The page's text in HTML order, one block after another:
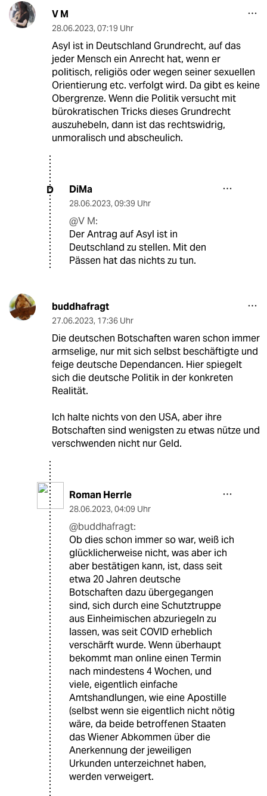
V M
28.06.2023, 07:19 Uhr
Asyl ist in Deutschland Grundrecht, auf das
jeder Mensch ein Anrecht hat, wenn er
politisch, religiös oder wegen seiner sexuellen
Orientierung etc. verfolgt wird. Da gibt es keine
Obergrenze. Wenn die Politik versucht mit
bürokratischen Tricks dieses Grundrecht
auszuhebeln, dann ist das rechtswidrig,
unmoralisch und abscheulich.
D DiMa
28.06.2023, 09:39 Uhr
@V M:
Der Antrag auf Asyl ist in
Deutschland zu stellen. Mit den
Pässen hat das nichts zu tun.
buddhafragt
27.06.2023, 17:36 Uhr
Die deutschen Botschaften waren schon immer
armselige, nur mit sich selbst beschäftigte und
feige deutsche Dependancen. Hier spiegelt
sich die deutsche Politik in der konkreten
Realität.
Ich halte nichts von den USA, aber ihre
Botschaften sind wenigsten zu etwas nütze und
verschwenden nicht nur Geld.
Roman Herrle
28.06.2023, 04:09 Uhr
@buddhafragt:
Ob dies schon immer so war, weiß ich
glücklicherweise nicht, was aber ich
aber bestätigen kann, ist, dass seit
etwa 20 Jahren deutsche
Botschaften dazu übergegangen
sind, sich durch eine Schutztruppe
aus Einheimischen abzuriegeln zu
lassen, was seit COVID erheblich
verschärft wurde. Wenn überhaupt
bekommt man online einen Termin
nach mindestens 4 Wochen, und
viele, eigentlich einfache
Amtshandlungen, wie eine Apostille
(selbst wenn sie eigentlich nicht nötig
wäre, da beide betroffenen Staaten
das Wiener Abkommen über die
Anerkennung der jeweiligen
Urkunden unterzeichnet haben,
werden verweigert.